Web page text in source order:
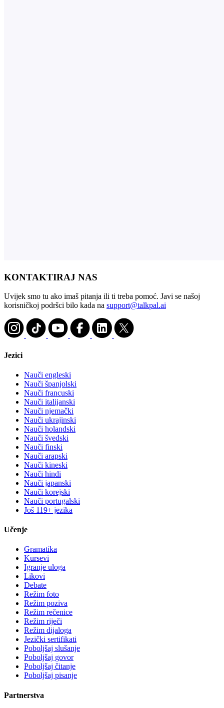
KONTAKTIRAJ NAS
Uvijek smo tu ako imaš pitanja ili ti treba pomoć. Javi se našoj
korisničkoj podršci bilo kada na support@talkpal.ai
Jezici
Nauči engleski
Nauči španjolski
Nauči francuski
Nauči italijanski
Nauči njemački
Nauči ukrajinski
Nauči holandski
Nauči švedski
Nauči finski
Nauči arapski
Nauči kineski
Nauči hindi
Nauči japanski
Nauči korejski
Nauči portugalski
Još 119+ jezika
Učenje
Gramatika
Kursevi
Igranje uloga
Likovi
Debate
Režim foto
Režim poziva
Režim rečenice
Režim riječi
Režim dijaloga
Jezički sertifikati
Poboljšaj slušanje
Poboljšaj govor
Poboljšaj čitanje
Poboljšaj pisanje
Partnerstva